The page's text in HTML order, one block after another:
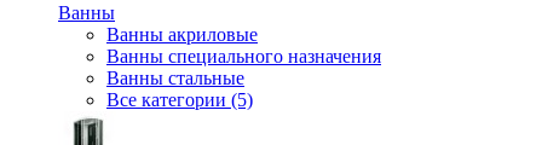
Ванны
Ванны акриловые
Ванны специального назначения
Ванны стальные
Все категории (5)